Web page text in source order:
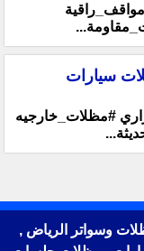
سيارات
#مظلات_خارجيه
نجوم الرياض © 2020 - مظلات وسواتر الرياض ,